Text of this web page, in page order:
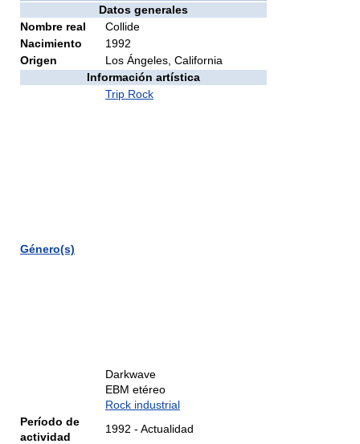
Datos generales
Nombre real
Collide
Nacimiento
1992
Origen
Los Ángeles, California
Información artística
Género(s)
Trip Rock
Darkwave
EBM etéreo
Rock industrial
Período de
actividad
1992 - Actualidad